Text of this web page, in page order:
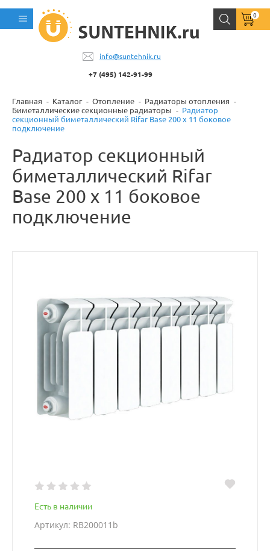
info@suntehnik.ru
+7 (495) 142-91-99
0
Главная Каталог Отопление
Радиаторы отопления
Биметаллические секционные радиаторы
Радиатор
секционный биметаллический Rifar Base 200 x 11 боковое
подключение
Радиатор секционный
биметаллический Rifar
Base 200 x 11 боковое
подключение
Есть в наличии
Артикул: RB200011b